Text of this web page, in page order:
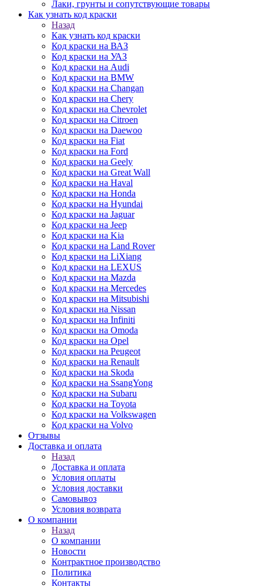
Лаки, грунты и сопутствующие товары
Как узнать код краски
Назад
Как узнать код краски
Код краски на ВАЗ
Код краски на УАЗ
Код краски на Audi
Код краски на BMW
Код краски на Changan
Код краски на Chery
Код краски на Chevrolet
Код краски на Citroen
Код краски на Daewoo
Код краски на Fiat
Код краски на Ford
Код краски на Geely
Код краски на Great Wall
Код краски на Haval
Код краски на Honda
Код краски на Hyundai
Код краски на Jaguar
Код краски на Jeep
Код краски на Kia
Код краски на Land Rover
Код краски на LiXiang
Код краски на LEXUS
Код краски на Mazda
Код краски на Mercedes
Код краски на Mitsubishi
Код краски на Nissan
Код краски на Infiniti
Код краски на Omoda
Код краски на Opel
Код краски на Peugeot
Код краски на Renault
Код краски на Skoda
Код краски на SsangYong
Код краски на Subaru
Код краски на Toyota
Код краски на Volkswagen
Код краски на Volvo
Отзывы
Доставка и оплата
Назад
Доставка и оплата
Условия оплаты
Условия доставки
Самовывоз
Условия возврата
О компании
Назад
О компании
Новости
Контрактное производство
Политика
Контакты